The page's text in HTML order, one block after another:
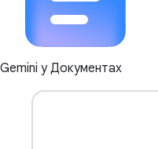
Gemini у Документах